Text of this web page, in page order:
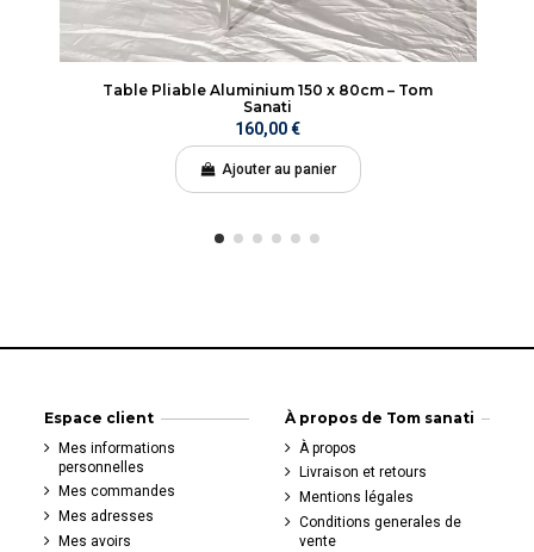
Table Pliable Aluminium 150 x 80cm – Tom
Sanati
160,00 €
Ajouter au panier
Espace client
Mes informations
personnelles
Mes commandes
Mes adresses
Mes avoirs
À propos de Tom sanati
À propos
Livraison et retours
Mentions légales
Conditions generales de
vente